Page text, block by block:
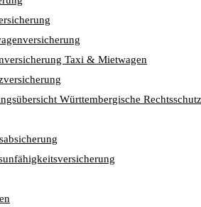
Taxi & Mietwagen
Württembergische